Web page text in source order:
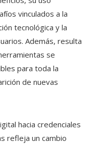
vinculados a la
tecnológica y la
Además, resulta
se
para toda la
de nuevas
hacia credenciales
refleja un cambio